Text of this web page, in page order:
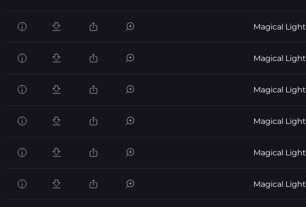
Magical Light
Magical Light
Magical Light
Magical Light
Magical Light
Magical Light